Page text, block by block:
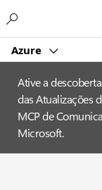
Azure
Ative a
das Atualizações
MCP de
Microsoft.